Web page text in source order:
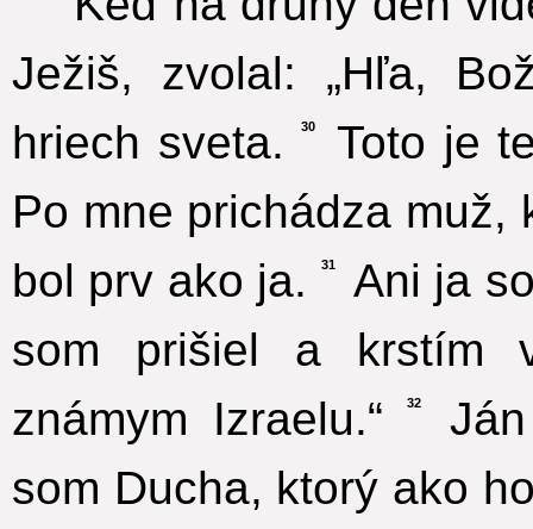
Ježiš, zvolal: „Hľa,
hriech sveta.
30
Toto je
Po mne prichádza muž,
bol prv ako ja.
31
Ani ja
som prišiel a krstím
známym Izraelu.“
32
som Ducha, ktorý ako